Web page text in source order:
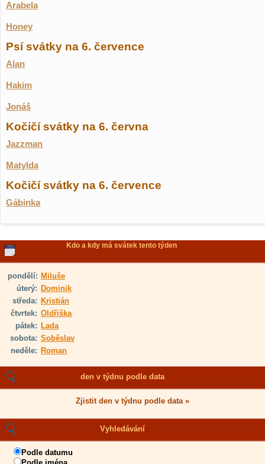
Arabela
Honey
Psí svátky na 6. července
Alan
Hakim
Jonáš
Kočičí svátky na 6. června
Jazzman
Matylda
Kočičí svátky na 6. července
Gábinka
Kdo a kdy má svátek tento týden
pondělí: Miluše
úterý: Dominik
středa: Kristián
čtvrtek: Oldřiška
pátek: Lada
sobota: Soběslav
neděle: Roman
den v týdnu podle data
Zjistit den v týdnu podle data »
Vyhledávání
Podle datumu